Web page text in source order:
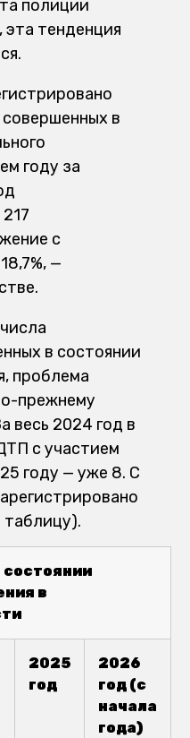
полиции
эта тенденция
в
году за
с
—
в состоянии
проблема
прежнему
весь 2024 год в
с участием
году — уже 8. С
таблицу).
в
2025
год
2026
год (с
начала
года)